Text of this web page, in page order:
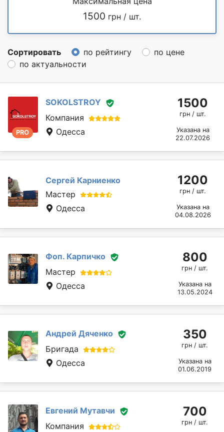
1500 грн / шт.
Сортировать по рейтингу
по цене
по актуальности
PRO
SOKOLSTROY
Компания
Одесса
1500
грн / шт.
Указана на
22.07.2026
Сергей Карниенко
Мастер
Одесса
1200
грн / шт.
Указана на
04.08.2026
Фоп. Карпичко
Мастер
Одесса
800
грн / шт.
Указана на
13.05.2024
Андрей Дяченко
Бригада
Одесса
350
грн / шт.
Указана на
01.06.2019
Евгений Мутавчи
Компания
700
грн / шт.